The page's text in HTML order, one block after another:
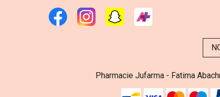
Pharmacie Jufarma - Fatima